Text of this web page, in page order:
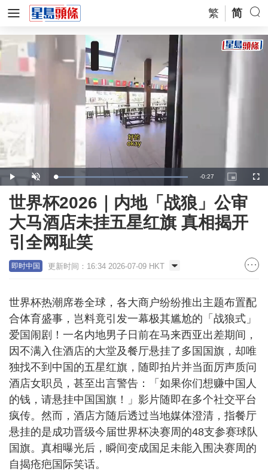
繁 简
Play Unmute Loaded:
100.00%
Remaining
-0:27
Picture-
in-
世界杯2026｜内地「战狼」公审
大马酒店未挂五星红旗 真相揭开
引全网耻笑
即时中国 更新时间：16:34 2026-07-09 HKT
世界杯热潮席卷全球，各大商户纷纷推出主题布置配
合体育盛事，岂料竟引发一幕极其尴尬的「战狼式」
爱国闹剧！一名内地男子日前在马来西亚出差期间，
因不满入住酒店的大堂及餐厅悬挂了多国国旗，却唯
独找不到中国的五星红旗，随即拍片并当面厉声质问
酒店女职员，甚至出言警告：「如果你们想赚中国人
的钱，请悬挂中国国旗！」影片随即在多个社交平台
疯传。然而，酒店方随后透过当地媒体澄清，指餐厅
悬挂的是成功晋级今届世界杯决赛周的48支参赛球队
国旗。真相曝光后，瞬间变成国足未能入围决赛周的
自揭疮疤国际笑话。